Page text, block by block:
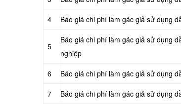
4 Báo giá chi phí làm gác giả sử dụng
5
Báo giá chi phí làm gác giả sử dụng
nghiệp
6 Báo giá chi phí làm gác giả sử dụng
7 Báo giá chi phí làm gác giả sử dụng